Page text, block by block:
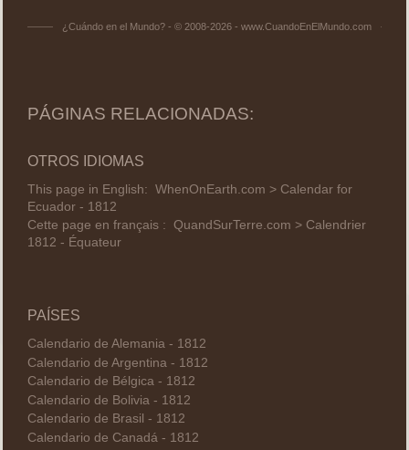
¿Cuándo en el Mundo? - © 2008-2026 - www.CuandoEnElMundo.com
PÁGINAS RELACIONADAS:
OTROS IDIOMAS
This page in English: WhenOnEarth.com > Calendar for
Ecuador - 1812
Cette page en français : QuandSurTerre.com > Calendrier
1812 - Équateur
PAÍSES
Calendario de Alemania - 1812
Calendario de Argentina - 1812
Calendario de Bélgica - 1812
Calendario de Bolivia - 1812
Calendario de Brasil - 1812
Calendario de Canadá - 1812